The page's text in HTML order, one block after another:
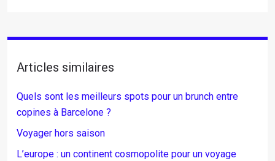
Articles similaires
Quels sont les meilleurs spots pour un brunch entre
copines à Barcelone ?
Voyager hors saison
L’europe : un continent cosmopolite pour un voyage